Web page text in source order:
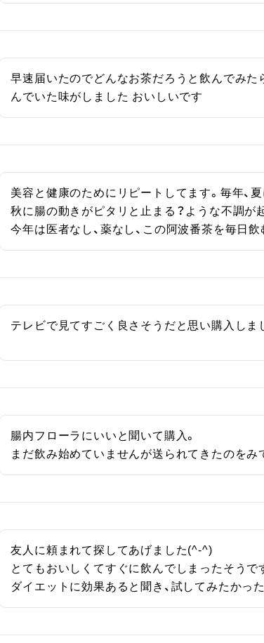
早速届いたのでどんなお茶だろうと飲んでみ
んでいた味がしました おいしいです
美容と健康のためにリピートしてます。毎年、
秋に腸の動きがピタリと止まる？ような不調が
今年は医者なし、薬なし、この阿波番茶を毎日
テレビで見てすごく良さそうだと思い購入しま
腸内フローラにいいと聞いて購入。
まだ飲み始めていませんが送られてきたのをみ
友人に頼まれて探してあげました(^-^)
とてもおいしくてすぐに飲んでしまったそうで
ダイエットに効果あると聞き、試してみたかった